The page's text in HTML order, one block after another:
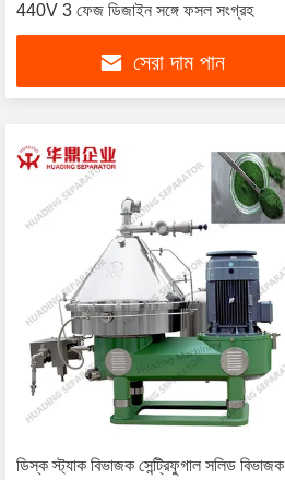
440V 3 ফেজ ডিজাইন সঙ্গে ফসল সংগ্রহ
সেরা দাম পান
ডিস্ক স্ট্যাক বিভাজক সেন্ট্রিফুগাল সলিড বিভাজক